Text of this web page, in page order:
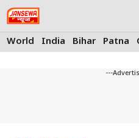
Skip
to
content
World India Bihar Patna
---